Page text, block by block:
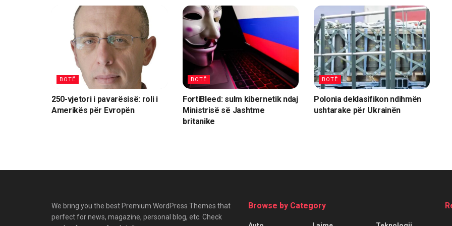
BOTË
250-vjetori i pavarësisë: roli i
Amerikës për Evropën
BOTË
FortiBleed: sulm kibernetik ndaj
Ministrisë së Jashtme
britanike
BOTË
Polonia deklasifikon ndihmën
ushtarake për Ukrainën
We bring you the best Premium WordPress Themes that
perfect for news, magazine, personal blog, etc. Check
Browse by Category